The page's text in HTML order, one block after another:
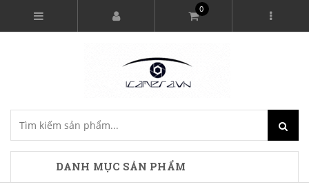
0
DANH MỤC SẢN PHẨM